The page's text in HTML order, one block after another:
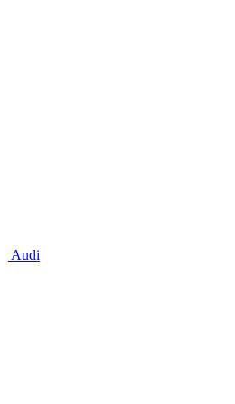
Audi